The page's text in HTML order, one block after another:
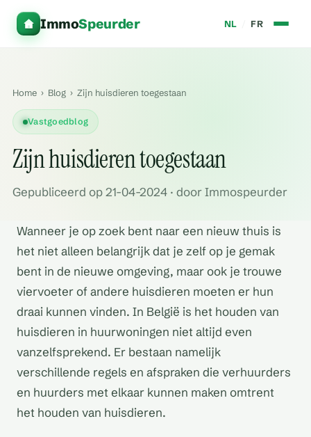
ImmoSpeurder NL FR
Home › Blog › Zijn huisdieren toegestaan
Vastgoedblog
Zijn huisdieren toegestaan
Gepubliceerd op 21-04-2024 · door Immospeurder
Wanneer je op zoek bent naar een nieuw thuis is
het niet alleen belangrijk dat je zelf op je gemak
bent in de nieuwe omgeving, maar ook je trouwe
viervoeter of andere huisdieren moeten er hun
draai kunnen vinden. In België is het houden van
huisdieren in huurwoningen niet altijd even
vanzelfsprekend. Er bestaan namelijk
verschillende regels en afspraken die verhuurders
en huurders met elkaar kunnen maken omtrent
het houden van huisdieren.